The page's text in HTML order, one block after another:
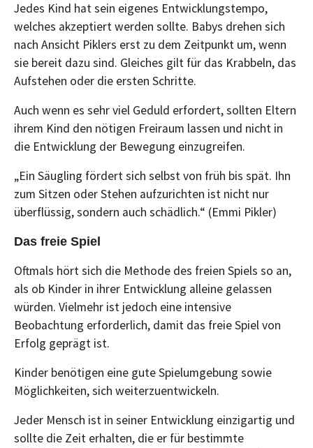
Jedes Kind hat sein eigenes Entwicklungstempo,
welches akzeptiert werden sollte. Babys drehen sich
nach Ansicht Piklers erst zu dem Zeitpunkt um, wenn
sie bereit dazu sind. Gleiches gilt für das Krabbeln, das
Aufstehen oder die ersten Schritte.
Auch wenn es sehr viel Geduld erfordert, sollten Eltern
ihrem Kind den nötigen Freiraum lassen und nicht in
die Entwicklung der Bewegung einzugreifen.
„Ein Säugling fördert sich selbst von früh bis spät. Ihn
zum Sitzen oder Stehen aufzurichten ist nicht nur
überflüssig, sondern auch schädlich.“ (Emmi Pikler)
Das freie Spiel
Oftmals hört sich die Methode des freien Spiels so an,
als ob Kinder in ihrer Entwicklung alleine gelassen
würden. Vielmehr ist jedoch eine intensive
Beobachtung erforderlich, damit das freie Spiel von
Erfolg geprägt ist.
Kinder benötigen eine gute Spielumgebung sowie
Möglichkeiten, sich weiterzuentwickeln.
Jeder Mensch ist in seiner Entwicklung einzigartig und
sollte die Zeit erhalten, die er für bestimmte